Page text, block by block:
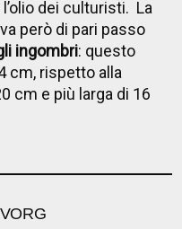
dei culturisti. La
però di pari passo
ingombri: questo
cm, rispetto alla
cm e più larga di 16